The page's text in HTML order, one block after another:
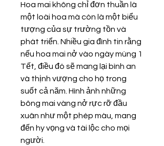
Hoa mai không chỉ đơn thuần là
một loài hoa mà còn là một biểu
tượng của sự trường tồn và
phát triển. Nhiều gia đình tin rằng
nếu hoa mai nở vào ngày mùng 1
Tết, điều đó sẽ mang lại bình an
và thịnh vượng cho họ trong
suốt cả năm. Hình ảnh những
bông mai vàng nở rực rỡ đầu
xuân như một phép màu, mang
đến hy vọng và tài lộc cho mọi
người.